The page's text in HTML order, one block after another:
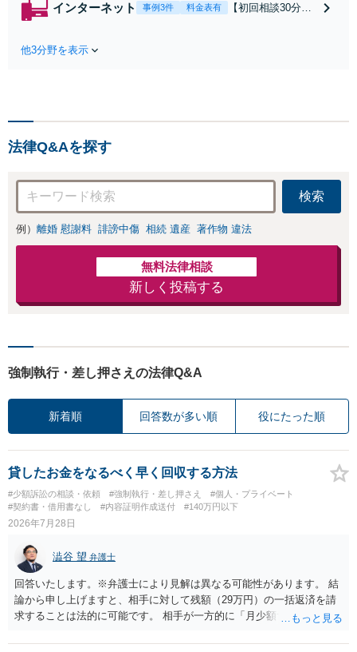
れたら、サインす
インターネット 事例3件 料金表有
【初回相談30分無
お店の風評被害対
応可：開示請求の
意見照会が来たと
きの対処法、被害
者との示談交渉
他3分野を表示
法律Q&Aを探す
検索
例） 離婚 慰謝料 誹謗中傷 相続 遺産 著作物 違法
無料法律相談
新しく投稿する
強制執行・差し押さえの法律Q&A
新着順 回答数が多い順 役にたった順
貸したお金をなるべく早く回収する方法
#少額訴訟の相談・依頼 #強制執行・差し押さえ
#個人・プライベート
#契約書・借用書なし
#内容証明作成送付 #140万円以下
2026年7月28日
澁谷 望 弁護士
回答いたします。※弁護士により見解は異なる可能性があります。 結
論から申し上げますと、相手に対して残額（29万円）の一括返済を請
求することは法的に可能です。 相手が一方的に「月少額ずつ返す」と
は成立していません。当初の返済期日も過ぎているため、一括返済を